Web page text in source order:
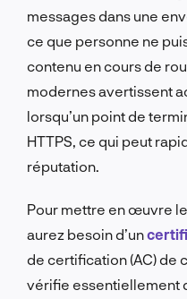
messages dans une
ce que personne ne
contenu en cours de
modernes avertissent
lorsqu’un point de
HTTPS, ce qui peut
réputation.
Pour mettre en œuvre
aurez besoin d’un
de certification (AC) de
vérifie essentiellement